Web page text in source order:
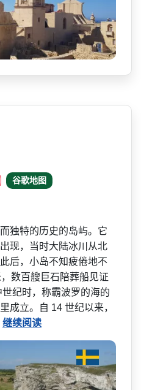
谷歌地图
独­特的历史的岛屿。它
现，当­时大陆冰川从北
后，小岛不­知疲倦地不
数百艘巨石陪­葬船见证
纪时，称霸波­罗的海的
成立。自 14 世纪以来，
继续阅读